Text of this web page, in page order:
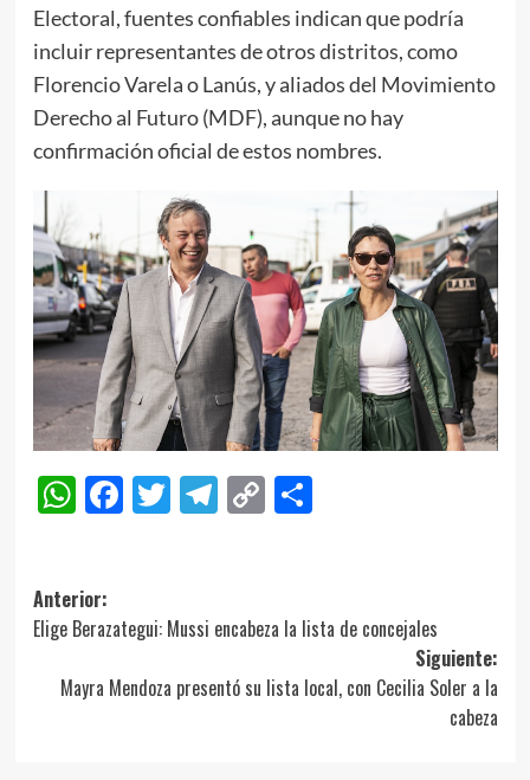
Electoral, fuentes confiables indican que podría
incluir representantes de otros distritos, como
Florencio Varela o Lanús, y aliados del Movimiento
Derecho al Futuro (MDF), aunque no hay
confirmación oficial de estos nombres.
WhatsApp
Facebook
Twitter
Telegram
CopyCompartir
Navegación
de
entradas
Anterior:
Elige Berazategui: Mussi encabeza la lista de concejales
Siguiente:
Mayra Mendoza presentó su lista local, con Cecilia Soler a la
cabeza